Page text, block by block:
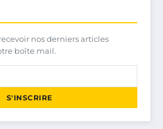
nos derniers articles
boîte mail.
S'INSCRIRE